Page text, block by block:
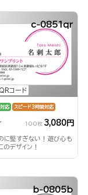
QRコード
c-0851qr
応 スピード3時間対応
100枚 3,080円
に堅すぎない！遊び心も
のデザイン！
b-0805b